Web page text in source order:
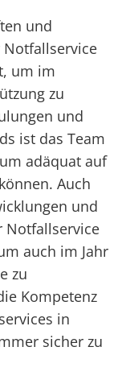
und
um im
zu
und
ist das Team
adäquat auf
Auch
und
Notfallservice
auch im Jahr
zu
Kompetenz
in
sicher zu